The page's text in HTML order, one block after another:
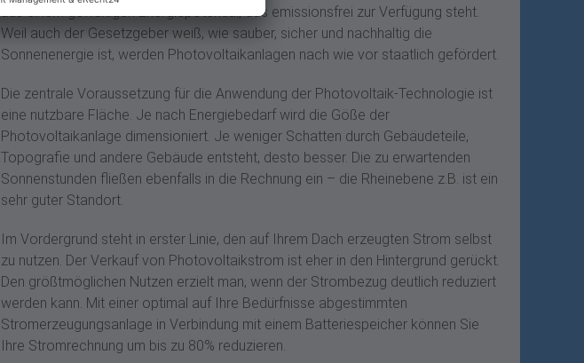
aus einem gewaltigen Energiepotential, das emissionsfrei zur Verfügung steht.
Weil auch der Gesetzgeber weiß, wie sauber, sicher und nachhaltig die
Sonnenenergie ist, werden Photovoltaikanlagen nach wie vor staatlich gefördert.
Die zentrale Voraussetzung für die Anwendung der Photovoltaik-Technologie ist
eine nutzbare Fläche. Je nach Energiebedarf wird die Göße der
Photovoltaikanlage dimensioniert. Je weniger Schatten durch Gebäudeteile,
Topografie und andere Gebäude entsteht, desto besser. Die zu erwartenden
Sonnenstunden fließen ebenfalls in die Rechnung ein – die Rheinebene z.B. ist ein
sehr guter Standort.
Im Vordergrund steht in erster Linie, den auf Ihrem Dach erzeugten Strom selbst
zu nutzen. Der Verkauf von Photovoltaikstrom ist eher in den Hintergrund gerückt.
Den größtmöglichen Nutzen erzielt man, wenn der Strombezug deutlich reduziert
werden kann. Mit einer optimal auf Ihre Bedürfnisse abgestimmten
Stromerzeugungsanlage in Verbindung mit einem Batteriespeicher können Sie
Ihre Stromrechnung um bis zu 80% reduzieren.